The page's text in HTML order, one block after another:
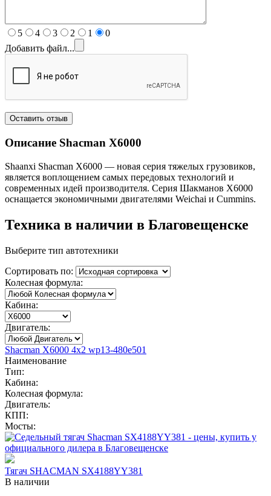
5 4 3 2 1
0
Добавить файл...
Описание Shacman X6000
Shaanxi Shacman X6000 — новая серия тяжелых грузовиков,
является воплощением самых передовых технологий и
современных идей производителя. Серия Шакманов X6000
оснащается экономичными двигателями Weichai и Cummins.
Техника в наличии в Благовещенске
Выберите тип автотехники
Сортировать по:
Колесная формула:
Кабина:
Двигатель:
Shacman X6000 4x2 wp13-480e501
Наименование
Тип:
Кабина:
Колесная формула:
Двигатель:
КПП:
Мосты:
Тягач SHACMAN SX4188YY381
В наличии